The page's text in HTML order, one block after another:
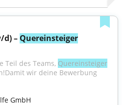
d) – Quereinsteiger
Teil des Teams, Quereinsteiger
wir deine Bewerbung
GmbH